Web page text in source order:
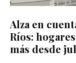
Alza en
Ríos:
más desde